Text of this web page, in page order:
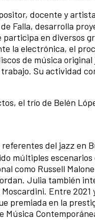
docente y
Falla, desarrolla
en diversos
la electrónica, el
de música
Su actividad
el trío de Belén
referentes del jazz en
múltiples
como Russell
Julia también
Entre
premiada en la
Música